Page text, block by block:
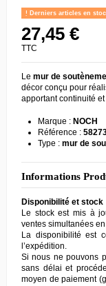
Derniers articles en
27,45 €
TTC
Le mur de
décor conçu pour
apportant continuité
Marque : NOCH
Référence :
Type : mur de
Informations
Disponibilité et stock
Le stock est mis à
ventes simultanées
La disponibilité est
l’expédition.
Si nous ne pouvons
sans délai et
moyen de paiement